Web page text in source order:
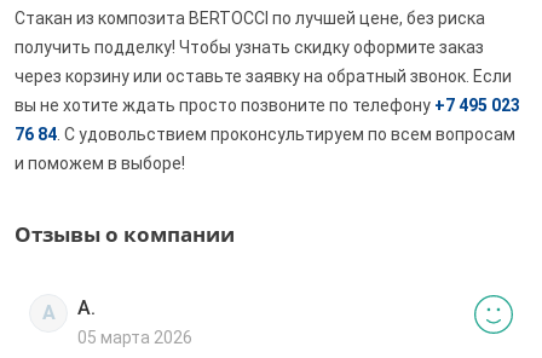
Стакан из композита BERTOCCI по лучшей цене, без риска
получить подделку! Чтобы узнать скидку оформите заказ
через корзину или оставьте заявку на обратный звонок. Если
вы не хотите ждать просто позвоните по телефону +7 495 023
76 84 . С удовольствием проконсультируем по всем вопросам
и поможем в выборе!
Отзывы о компании
А А.
05 марта 2026